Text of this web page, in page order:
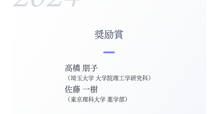
奨励賞
高橋 朋子
（埼玉大学 大学院理工学研究科）
佐藤 一樹
（東京理科大学 薬学部）